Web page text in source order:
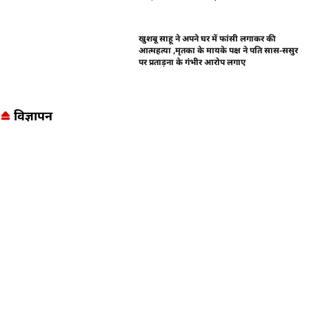
खुशबू साहू ने अपने घर में फांसी लगाकर की
आत्महत्या ,मृतका के मायके पक्ष ने पति सास-ससुर
पर प्रताड़ना के गंभीर आरोप लगाए
विज्ञापन